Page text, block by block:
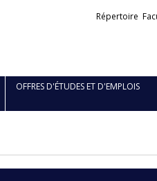
Liens
Répertoire
OFFRES D'ÉTUDES ET D'EMPLOIS